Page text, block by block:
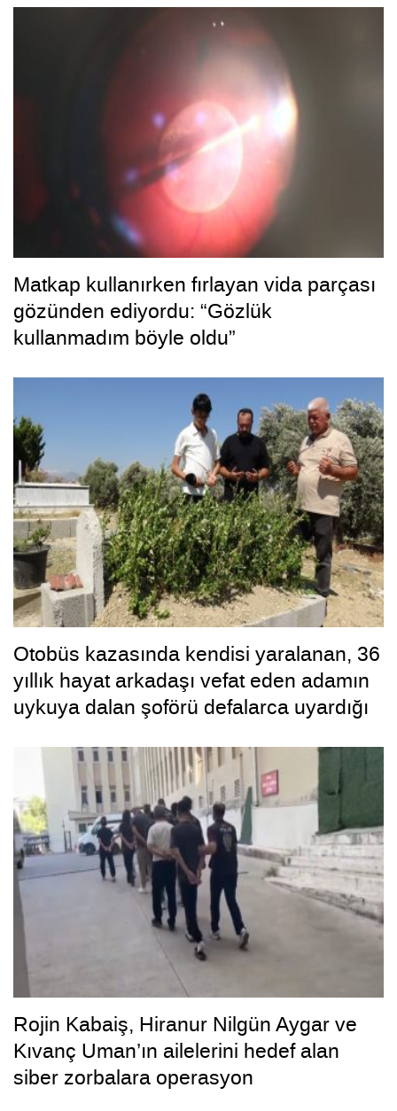
Matkap kullanırken fırlayan vida parçası
gözünden ediyordu: “Gözlük
kullanmadım böyle oldu”
Otobüs kazasında kendisi yaralanan, 36
yıllık hayat arkadaşı vefat eden adamın
uykuya dalan şoförü defalarca uyardığı
Rojin Kabaiş, Hiranur Nilgün Aygar ve
Kıvanç Uman’ın ailelerini hedef alan
siber zorbalara operasyon